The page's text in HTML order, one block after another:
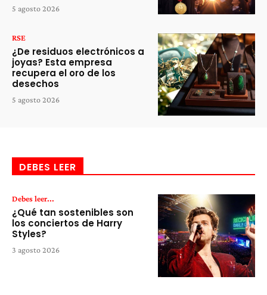
5 agosto 2026
RSE
¿De residuos electrónicos a
joyas? Esta empresa
recupera el oro de los
desechos
5 agosto 2026
DEBES LEER
Debes leer...
¿Qué tan sostenibles son
los conciertos de Harry
Styles?
3 agosto 2026